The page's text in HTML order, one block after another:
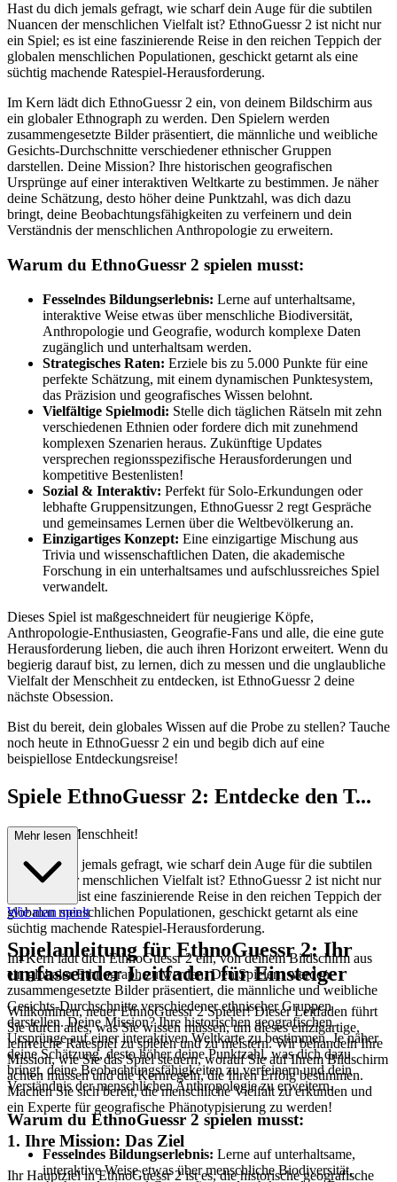
Hast du dich jemals gefragt, wie scharf dein Auge für die subtilen
Nuancen der menschlichen Vielfalt ist? EthnoGuessr 2 ist nicht nur
ein Spiel; es ist eine faszinierende Reise in den reichen Teppich der
globalen menschlichen Populationen, geschickt getarnt als eine
süchtig machende Ratespiel-Herausforderung.
Im Kern lädt dich EthnoGuessr 2 ein, von deinem Bildschirm aus
ein globaler Ethnograph zu werden. Den Spielern werden
zusammengesetzte Bilder präsentiert, die männliche und weibliche
Gesichts-Durchschnitte verschiedener ethnischer Gruppen
darstellen. Deine Mission? Ihre historischen geografischen
Ursprünge auf einer interaktiven Weltkarte zu bestimmen. Je näher
deine Schätzung, desto höher deine Punktzahl, was dich dazu
bringt, deine Beobachtungsfähigkeiten zu verfeinern und dein
Verständnis der menschlichen Anthropologie zu erweitern.
Warum du EthnoGuessr 2 spielen musst:
Fesselndes Bildungserlebnis: Lerne auf unterhaltsame,
interaktive Weise etwas über menschliche Biodiversität,
Anthropologie und Geografie, wodurch komplexe Daten
zugänglich und unterhaltsam werden.
Strategisches Raten: Erziele bis zu 5.000 Punkte für eine
perfekte Schätzung, mit einem dynamischen Punktesystem,
das Präzision und geografisches Wissen belohnt.
Vielfältige Spielmodi: Stelle dich täglichen Rätseln mit zehn
verschiedenen Ethnien oder fordere dich mit zunehmend
komplexen Szenarien heraus. Zukünftige Updates
versprechen regionsspezifische Herausforderungen und
kompetitive Bestenlisten!
Sozial & Interaktiv: Perfekt für Solo-Erkundungen oder
lebhafte Gruppensitzungen, EthnoGuessr 2 regt Gespräche
und gemeinsames Lernen über die Weltbevölkerung an.
Einzigartiges Konzept: Eine einzigartige Mischung aus
Trivia und wissenschaftlichen Daten, die akademische
Forschung in ein unterhaltsames und aufschlussreiches Spiel
verwandelt.
Dieses Spiel ist maßgeschneidert für neugierige Köpfe,
Anthropologie-Enthusiasten, Geografie-Fans und alle, die eine gute
Herausforderung lieben, die auch ihren Horizont erweitert. Wenn du
begierig darauf bist, zu lernen, dich zu messen und die unglaubliche
Vielfalt der Menschheit zu entdecken, ist EthnoGuessr 2 deine
nächste Obsession.
Bist du bereit, dein globales Wissen auf die Probe zu stellen? Tauche
noch heute in EthnoGuessr 2 ein und begib dich auf eine
beispiellose Entdeckungsreise!
Spiele EthnoGuessr 2: Entdecke den T...
eppich der Menschheit!
Hast du dich jemals gefragt, wie scharf dein Auge für die subtilen
Nuancen der menschlichen Vielfalt ist? EthnoGuessr 2 ist nicht nur
ein Spiel; es ist eine faszinierende Reise in den reichen Teppich der
globalen menschlichen Populationen, geschickt getarnt als eine
süchtig machende Ratespiel-Herausforderung.
Im Kern lädt dich EthnoGuessr 2 ein, von deinem Bildschirm aus
ein globaler Ethnograph zu werden. Den Spielern werden
zusammengesetzte Bilder präsentiert, die männliche und weibliche
Gesichts-Durchschnitte verschiedener ethnischer Gruppen
darstellen. Deine Mission? Ihre historischen geografischen
Ursprünge auf einer interaktiven Weltkarte zu bestimmen. Je näher
deine Schätzung, desto höher deine Punktzahl, was dich dazu
bringt, deine Beobachtungsfähigkeiten zu verfeinern und dein
Verständnis der menschlichen Anthropologie zu erweitern.
Warum du EthnoGuessr 2 spielen musst:
Fesselndes Bildungserlebnis: Lerne auf unterhaltsame,
interaktive Weise etwas über menschliche Biodiversität,
Mehr lesen
Wie man spielt
Spielanleitung für EthnoGuessr 2: Ihr
umfassender Leitfaden für Einsteiger
Willkommen, neuer EthnoGuessr 2 Spieler! Dieser Leitfaden führt
Sie durch alles, was Sie wissen müssen, um dieses einzigartige,
lehrreiche Ratespiel zu spielen und zu meistern. Wir behandeln Ihre
Mission, wie Sie das Spiel steuern, worauf Sie auf Ihrem Bildschirm
achten müssen und die Kernregeln, die Ihren Erfolg bestimmen.
Machen Sie sich bereit, die menschliche Vielfalt zu erkunden und
ein Experte für geografische Phänotypisierung zu werden!
1. Ihre Mission: Das Ziel
Ihr Hauptziel in EthnoGuessr 2 ist es, die historische geografische